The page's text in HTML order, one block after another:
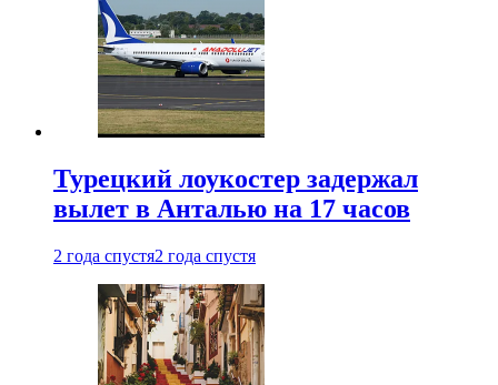
Турецкий лоукостер задержал
вылет в Анталью на 17 часов
2 года спустя2 года спустя